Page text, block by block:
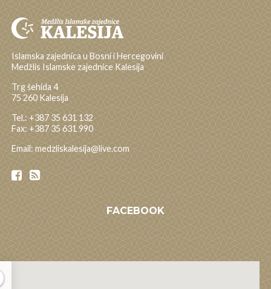
Islamska zajednica u Bosni i Hercegovini
Medžlis Islamske zajednice Kalesija
Trg šehida 4
75 260 Kalesija
Tel.: +387 35 631 132
Fax: +387 35 631 990
Email: medzliskalesija@live.com
FACEBOOK